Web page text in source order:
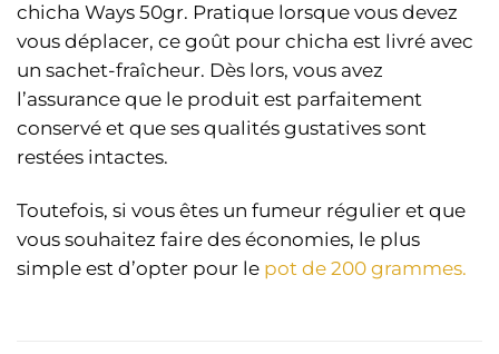
chicha Ways 50gr. Pratique lorsque vous devez
vous déplacer, ce goût pour chicha est livré avec
un sachet-fraîcheur. Dès lors, vous avez
l’assurance que le produit est parfaitement
conservé et que ses qualités gustatives sont
restées intactes.
Toutefois, si vous êtes un fumeur régulier et que
vous souhaitez faire des économies, le plus
simple est d’opter pour le pot de 200 grammes.